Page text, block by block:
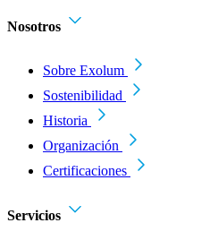
Nosotros
Sobre Exolum
Sostenibilidad
Historia
Organización
Certificaciones
Servicios